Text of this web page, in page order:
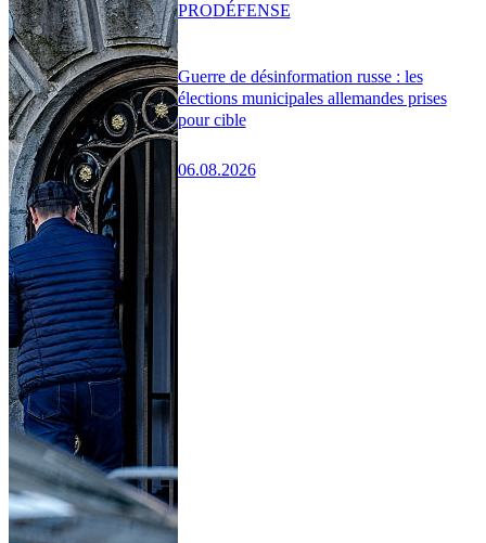
Guerre de désinformation russe : les
élections municipales allemandes prises
pour cible
06.08.2026
PRODÉFENSE